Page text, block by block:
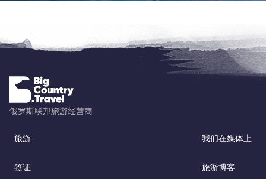
旅游 我们在媒体上
签证 旅游博客